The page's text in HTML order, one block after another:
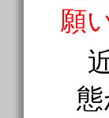
願